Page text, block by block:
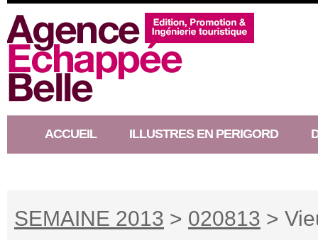
ACCUEIL ILLUSTRES EN PERIGORD
SEMAINE 2013 > 020813 >